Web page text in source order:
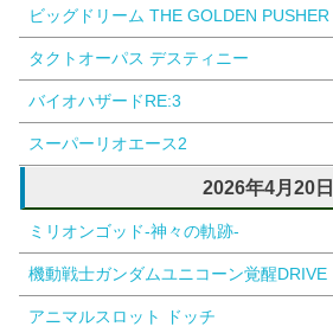
ビッグドリーム THE GOLDEN PUSHER
タクトオーパス デスティニー
バイオハザードRE:3
スーパーリオエース2
2026年4月20日
ミリオンゴッド-神々の軌跡-
機動戦士ガンダムユニコーン覚醒DRIVE
アニマルスロット ドッチ